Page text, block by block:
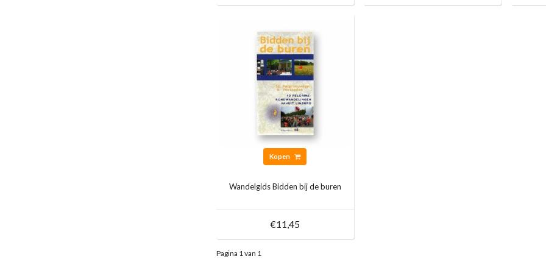
Kopen
Wandelgids Bidden bij de buren
€11,45
Pagina 1 van 1